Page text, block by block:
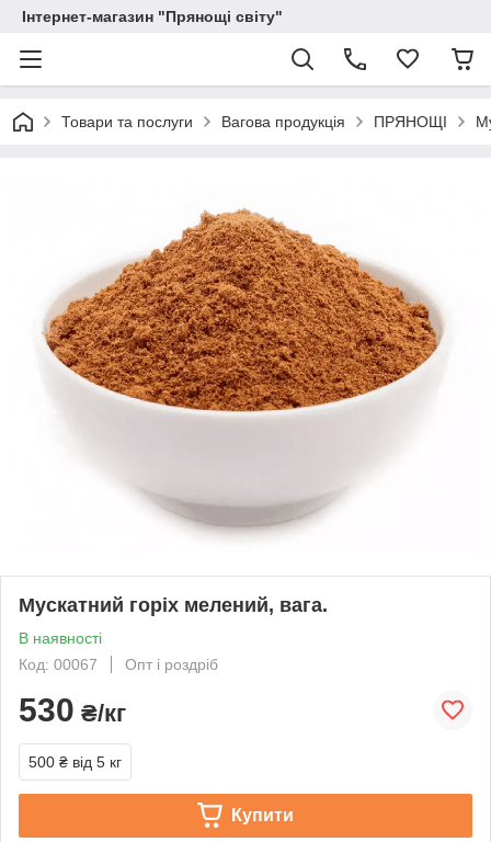
Інтернет-магазин "Прянощі світу"
Товари та послуги Вагова продукція ПРЯНОЩІ
Мускатний горіх мелений, вага.
В наявності
Код: 00067
Опт і роздріб
530 ₴/кг
500 ₴ від 5 кг
Купити